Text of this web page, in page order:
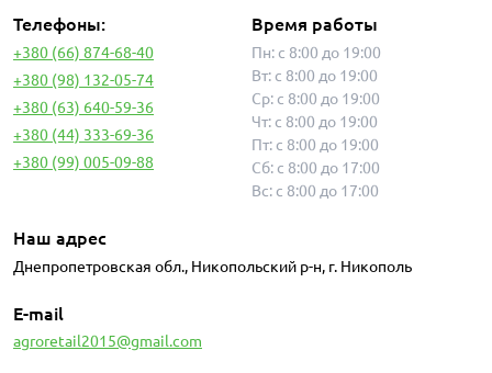
Телефоны:
+380 (66) 874-68-40
+380 (98) 132-05-74
+380 (63) 640-59-36
+380 (44) 333-69-36
+380 (99) 005-09-88
Время работы
Пн: с 8:00 до 19:00
Вт: с 8:00 до 19:00
Ср: с 8:00 до 19:00
Чт: с 8:00 до 19:00
Пт: с 8:00 до 19:00
Сб: с 8:00 до 17:00
Вс: с 8:00 до 17:00
Наш адрес
Днепропетровская обл., Никопольский р-н, г. Никополь
E-mail
agroretail2015@gmail.com